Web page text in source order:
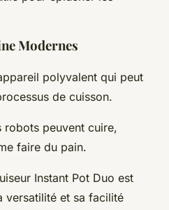
Modernes
polyvalent qui peut
de cuisson.
robots peuvent cuire,
faire du pain.
Instant Pot Duo est
versatilité et sa facilité